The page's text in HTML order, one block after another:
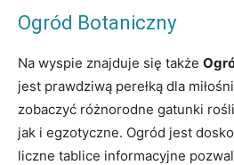
Ogród Botaniczny
Na wyspie znajduje się także
jest prawdziwą perełką dla
zobaczyć różnorodne gatunki
jak i egzotyczne. Ogród jest
liczne tablice informacyjne